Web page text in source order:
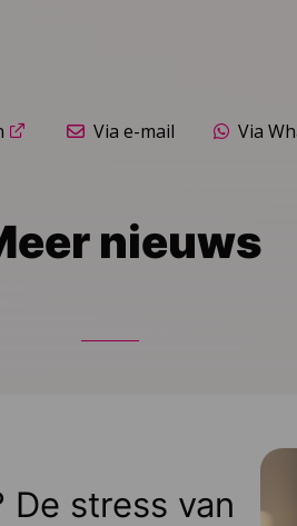
Via e-mail Via
nieuws
De stress van